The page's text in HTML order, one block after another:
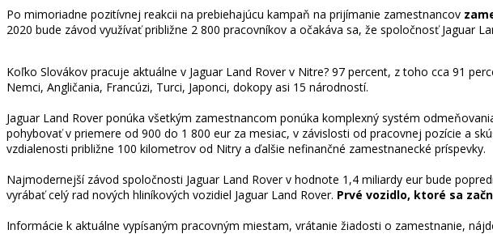
Po mimoriadne pozitívnej reakcii na prebiehajúcu kampaň na prijímanie zamestnancov
2020 bude závod využívať približne 2 800 pracovníkov a očakáva sa, že spoločnosť Jaguar
Koľko Slovákov pracuje aktuálne v Jaguar Land Rover v Nitre? 97 percent, z toho cca 91
Nemci, Angličania, Francúzi, Turci, Japonci, dokopy asi 15 národností.
Jaguar Land Rover ponúka všetkým zamestnancom ponúka komplexný systém
pohybovať v priemere od 900 do 1 800 eur za mesiac, v závislosti od pracovnej pozície a
vzdialenosti približne 100 kilometrov od Nitry a ďalšie nefinančné zamestnanecké príspevky.
Najmodernejší závod spoločnosti Jaguar Land Rover v hodnote 1,4 miliardy eur bude
vyrábať celý rad nových hliníkových vozidiel Jaguar Land Rover. Prvé vozidlo, ktoré sa
Informácie k aktuálne vypísaným pracovným miestam, vrátanie žiadosti o zamestnanie,